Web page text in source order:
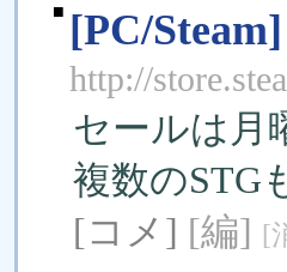
■ [PC/
http://
セールは月
複数のSTG
[コメ] [編] [